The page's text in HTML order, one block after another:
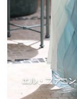
エル・ファニ